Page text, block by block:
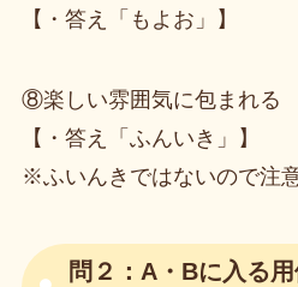
【・答え「もよお」】
⑧楽しい雰囲気に包まれる
【・答え「ふんいき」】
※ふいんきではないので注
問２：A・Bに入る